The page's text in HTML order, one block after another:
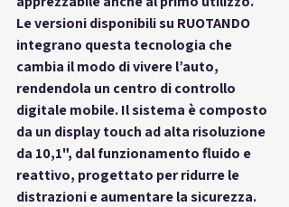
Le versioni disponibili su RUOTANDO
integrano questa tecnologia che
cambia il modo di vivere l’auto,
rendendola un centro di controllo
digitale mobile. Il sistema è composto
da un display touch ad alta risoluzione
da 10,1", dal funzionamento fluido e
reattivo, progettato per ridurre le
distrazioni e aumentare la sicurezza.